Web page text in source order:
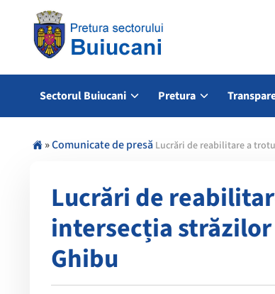
Sectorul Buiucani Pretura
»Comunicate de presă Lucrări de reabilitare a
Lucrări de
intersecția străzilor
Ghibu